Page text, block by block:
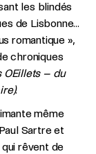
les blindés
de Lisbonne...
romantique »,
chroniques
OEillets – du
.
même
Sartre et
rêvent de